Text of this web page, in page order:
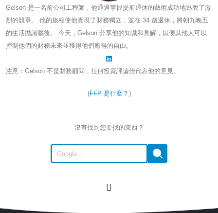
Gelson 是一名前公司工程師，他通過掌握提前退休的藝術成功地逃脫了激
烈的競爭。 他的旅程使他實現了財務獨立，並在 34 歲退休，將朝九晚五
的生活拋諸腦後。 今天，Gelson 分享他的知識和見解，以便其他人可以
控制他們的財務未來並獲得他們應得的自由。
注意：Gelson 不是財務顧問，任何投資評論僅代表他的意見。
(FFP 是什麼？ )
沒有找到您要找的東西？